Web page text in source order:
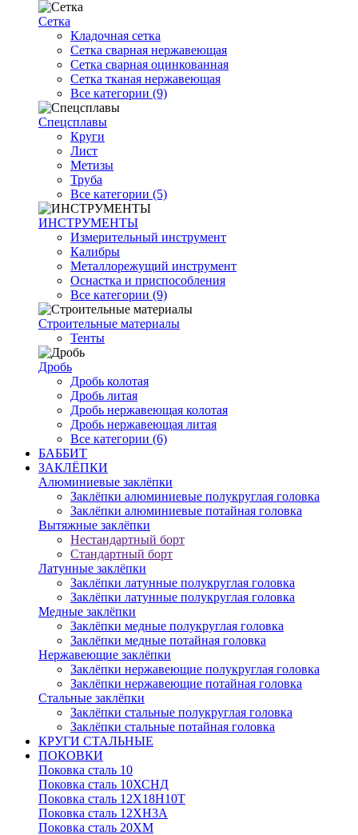
Сетка
Кладочная сетка
Сетка сварная нержавеющая
Сетка сварная оцинкованная
Сетка тканая нержавеющая
Все категории (9)
Спецсплавы
Круги
Лист
Метизы
Труба
Все категории (5)
ИНСТРУМЕНТЫ
Измерительный инструмент
Калибры
Металлорежущий инструмент
Оснастка и приспособления
Все категории (9)
Строительные материалы
Тенты
Дробь
Дробь колотая
Дробь литая
Дробь нержавеющая колотая
Дробь нержавеющая литая
Все категории (6)
БАББИТ
ЗАКЛЁПКИ
Алюминиевые заклёпки
Заклёпки алюминиевые полукруглая головка
Заклёпки алюминиевые потайная головка
Вытяжные заклёпки
Нестандартный борт
Стандартный борт
Латунные заклёпки
Заклёпки латунные полукруглая головка
Заклёпки латунные полукруглая головка
Медные заклёпки
Заклёпки медные полукруглая головка
Заклёпки медные потайная головка
Нержавеющие заклёпки
Заклёпки нержавеющие полукруглая головка
Заклёпки нержавеющие потайная головка
Стальные заклёпки
Заклёпки стальные полукруглая головка
Заклёпки стальные потайная головка
КРУГИ СТАЛЬНЫЕ
ПОКОВКИ
Поковка сталь 10
Поковка сталь 10ХСНД
Поковка сталь 12Х18Н10Т
Поковка сталь 12ХН3А
Поковка сталь 20ХМ